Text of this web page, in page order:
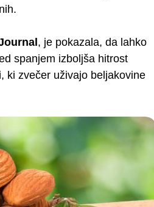
, je pokazala, da lahko
spanjem izboljša hitrost
ki zvečer uživajo beljakovine